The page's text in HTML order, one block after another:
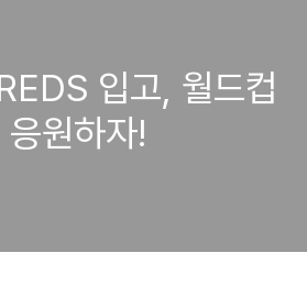
입고, 월드컵
원하자!